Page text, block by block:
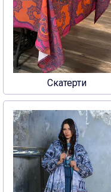
Скатерти